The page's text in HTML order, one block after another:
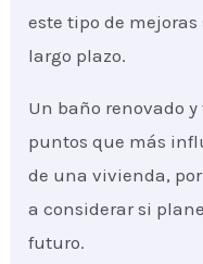
este tipo de
largo plazo.
Un baño renovado
puntos que más
de una vivienda,
a considerar si
futuro.